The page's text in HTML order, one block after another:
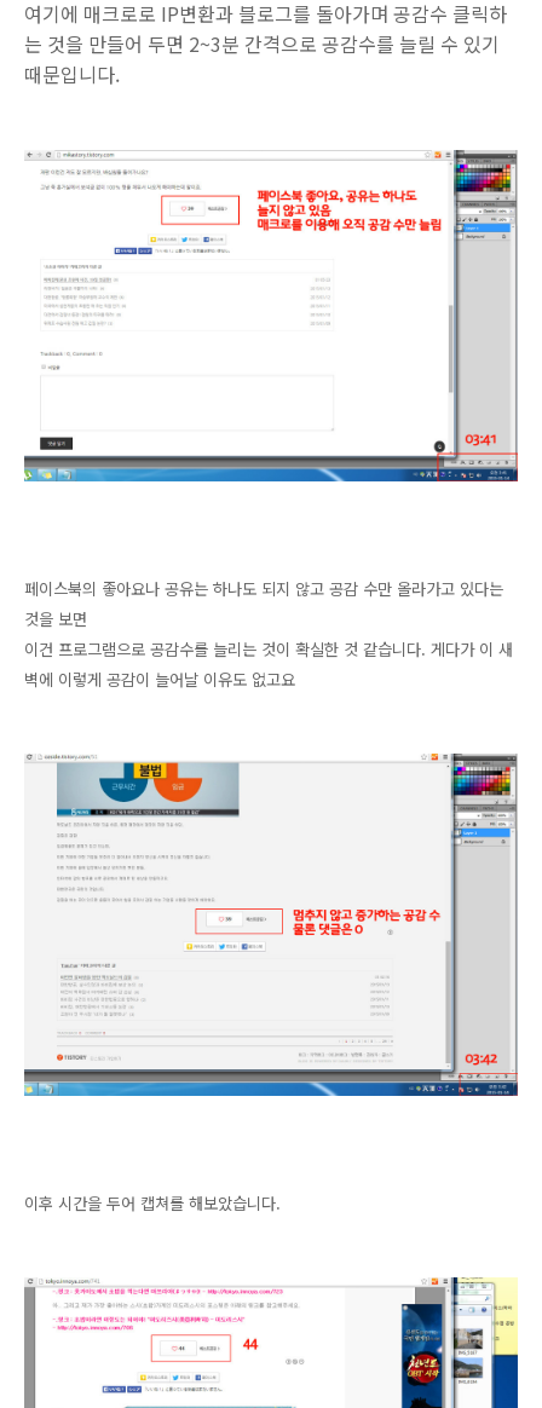
여기에 매크로로 IP변환과 블로그를 돌아가며 공감수 클릭하
는 것을 만들어 두면 2~3분 간격으로 공감수를 늘릴 수 있기
때문입니다.
페이스북의 좋아요나 공유는 하나도 되지 않고 공감 수만 올라가고 있다는
것을 보면
이건 프로그램으로 공감수를 늘리는 것이 확실한 것 같습니다. 게다가 이 새
벽에 이렇게 공감이 늘어날 이유도 없고요
이후 시간을 두어 캡쳐를 해보았습니다.